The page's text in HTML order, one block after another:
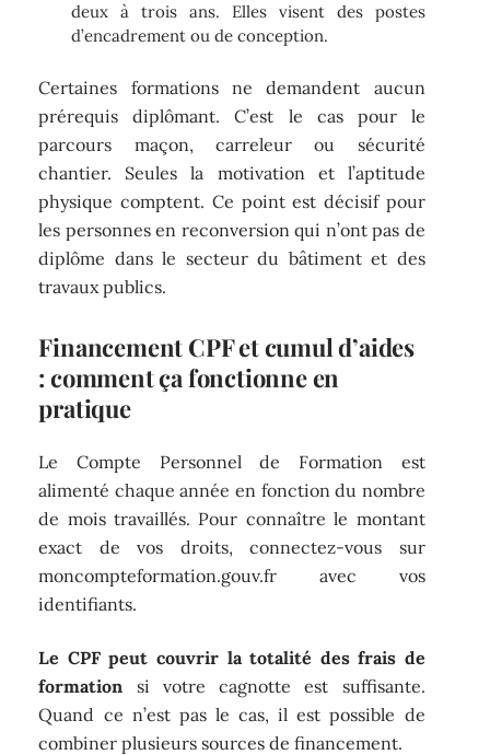
deux à trois ans. Elles visent des postes
d’encadrement ou de conception.
Certaines formations ne demandent aucun
prérequis diplômant. C’est le cas pour le
parcours maçon, carreleur ou sécurité
chantier. Seules la motivation et l’aptitude
physique comptent. Ce point est décisif pour
les personnes en reconversion qui n’ont pas de
diplôme dans le secteur du bâtiment et des
travaux publics.
Financement CPF et cumul d’aides
: comment ça fonctionne en
pratique
Le Compte Personnel de Formation est
alimenté chaque année en fonction du nombre
de mois travaillés. Pour connaître le montant
exact de vos droits, connectez-vous sur
moncompteformation.gouv.fr avec vos
identifiants.
Le CPF peut couvrir la totalité des frais de
formation si votre cagnotte est suffisante.
Quand ce n’est pas le cas, il est possible de
combiner plusieurs sources de financement.